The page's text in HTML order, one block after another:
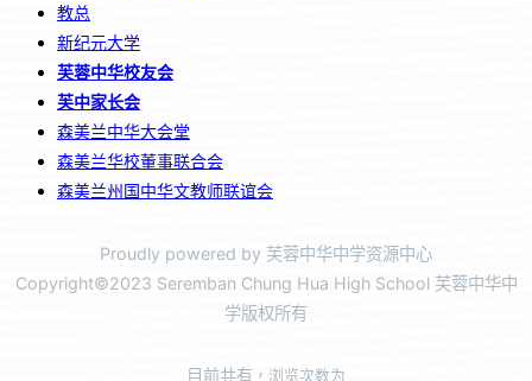
教总
新纪元大学
芙蓉中华校友会
芙中家长会
森美兰中华大会堂
森美兰华校董事联合会
森美兰州国中华文教师联谊会
Proudly powered by 芙蓉中华中学资源中心
Copyright©2023 Seremban Chung Hua High School 芙蓉中华中
学版权所有
目前共有 ，浏览次数为